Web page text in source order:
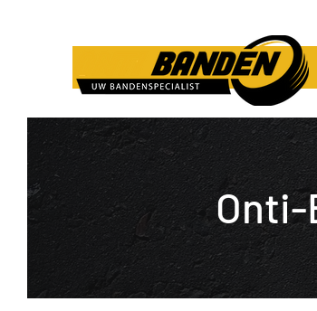
Onti-